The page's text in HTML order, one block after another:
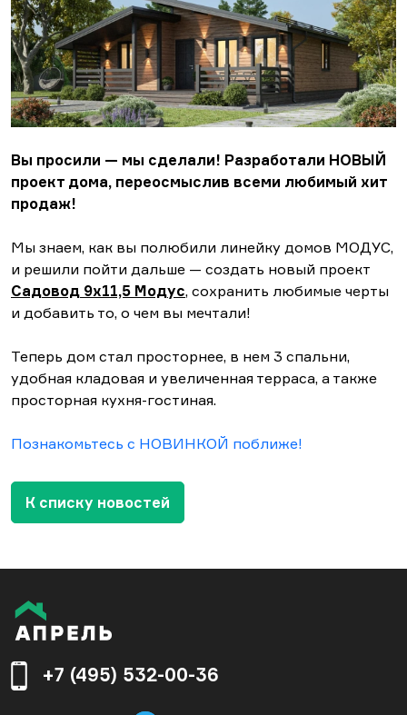
Вы просили — мы сделали! Разработали НОВЫЙ
проект дома, переосмыслив всеми любимый хит
продаж!
Мы знаем, как вы полюбили линейку домов МОДУС,
и решили пойти дальше — создать новый проект
Садовод 9х11,5 Модус, сохранить любимые черты
и добавить то, о чем вы мечтали!
Теперь дом стал просторнее, в нем 3 спальни,
удобная кладовая и увеличенная терраса, а также
просторная кухня-гостиная.
Познакомьтесь с НОВИНКОЙ поближе!
К списку новостей
+7 (495) 532-00-36